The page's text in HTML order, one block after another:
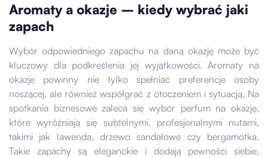
Aromaty a okazje – kiedy wybrać jaki
zapach
Wybór odpowiedniego zapachu na daną okazję może być
kluczowy dla podkreślenia jej wyjątkowości. Aromaty na
okazje powinny nie tylko spełniać preferencje osoby
noszącej, ale również współgrać z otoczeniem i sytuacją. Na
spotkania biznesowe zaleca się wybór perfum na okazję,
które wyróżniają się subtelnymi, profesjonalnymi nutami,
takimi jak lawenda, drzewo sandałowe czy bergamotka.
Takie zapachy są eleganckie i dodają pewności siebie,